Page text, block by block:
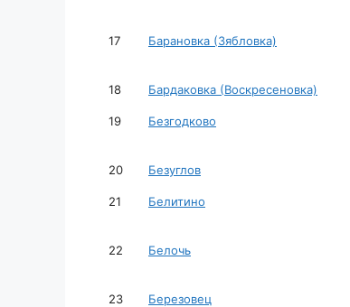
17 Барановка (Зябловка)
18 Бардаковка (Воскресеновка)
19 Безгодково
20 Безуглов
21 Белитино
22 Белочь
23 Березовец